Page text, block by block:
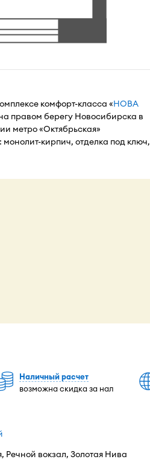
комфорт-класса «НОВА
правом берегу Новосибирска в
метро «Октябрьская»
кирпич, отделка под ключ,
Наличный расчет
возможна скидка за нал
Речной вокзал, Золотая Нива